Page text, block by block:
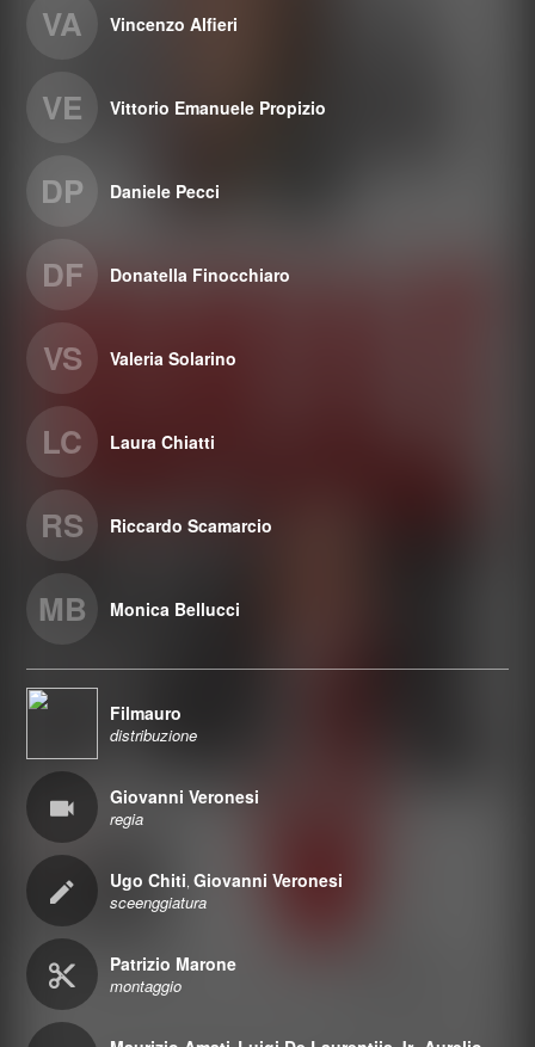
VA Vincenzo Alfieri
VE Vittorio Emanuele Propizio
DP Daniele Pecci
DF Donatella Finocchiaro
VS Valeria Solarino
LC Laura Chiatti
RS Riccardo Scamarcio
MB Monica Bellucci
Filmauro
distribuzione
Giovanni Veronesi
regia
Ugo Chiti,Giovanni Veronesi
sceenggiatura
Patrizio Marone
montaggio